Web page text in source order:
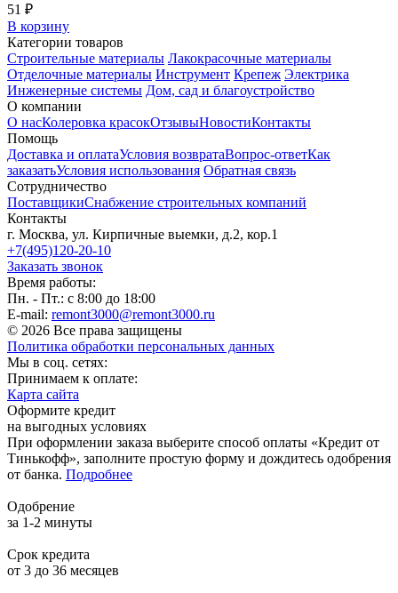
51 ₽
В корзину
Категории товаров
Строительные материалы Лакокрасочные материалы
Отделочные материалы Инструмент Крепеж Электрика
Инженерные системы Дом, сад и благоустройство
О компании
О насКолеровка красокОтзывыНовостиКонтакты
Помощь
Доставка и оплатаУсловия возвратаВопрос-ответКак
заказатьУсловия использования Обратная связь
Сотрудничество
ПоставщикиСнабжение строительных компаний
Контакты
г. Москва, ул. Кирпичные выемки, д.2, кор.1
+7(495)120-20-10
Заказать звонок
Время работы:
Пн. - Пт.: с 8:00 до 18:00
E-mail: remont3000@remont3000.ru
© 2026 Все права защищены
Политика обработки персональных данных
Мы в соц. сетях:
Принимаем к оплате:
Карта сайта
Оформите кредит
на выгодных условиях
При оформлении заказа выберите способ оплаты «Кредит от
Тинькофф», заполните простую форму и дождитесь одобрения
от банка. Подробнее
Одобрение
за 1-2 минуты
Срок кредита
от 3 до 36 месяцев